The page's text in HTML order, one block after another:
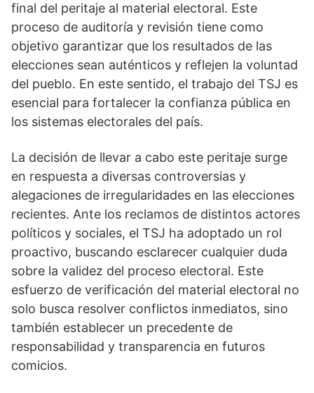
final del peritaje al material electoral. Este
proceso de auditoría y revisión tiene como
objetivo garantizar que los resultados de las
elecciones sean auténticos y reflejen la voluntad
del pueblo. En este sentido, el trabajo del TSJ es
esencial para fortalecer la confianza pública en
los sistemas electorales del país.
La decisión de llevar a cabo este peritaje surge
en respuesta a diversas controversias y
alegaciones de irregularidades en las elecciones
recientes. Ante los reclamos de distintos actores
políticos y sociales, el TSJ ha adoptado un rol
proactivo, buscando esclarecer cualquier duda
sobre la validez del proceso electoral. Este
esfuerzo de verificación del material electoral no
solo busca resolver conflictos inmediatos, sino
también establecer un precedente de
responsabilidad y transparencia en futuros
comicios.